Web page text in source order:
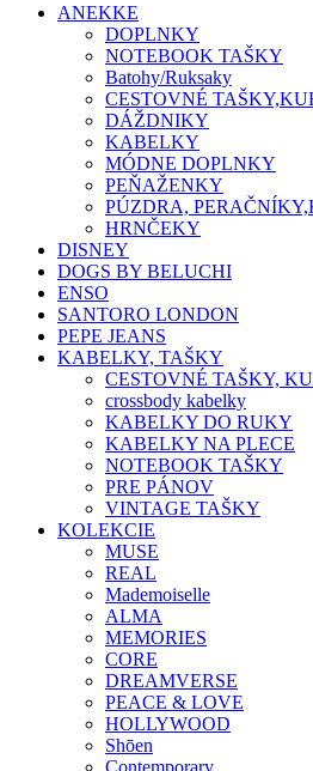
ANEKKE
DOPLNKY
NOTEBOOK TAŠKY
Batohy/Ruksaky
CESTOVNÉ
DÁŽDNIKY
KABELKY
MÓDNE DOPLNKY
PEŇAŽENKY
PÚZDRA,
HRNČEKY
DISNEY
DOGS BY BELUCHI
ENSO
SANTORO LONDON
PEPE JEANS
KABELKY, TAŠKY
CESTOVNÉ TAŠKY,
crossbody kabelky
KABELKY DO RUKY
KABELKY NA PLECE
NOTEBOOK TAŠKY
PRE PÁNOV
VINTAGE TAŠKY
KOLEKCIE
MUSE
REAL
Mademoiselle
ALMA
MEMORIES
CORE
DREAMVERSE
PEACE & LOVE
HOLLYWOOD
Shōen
Contemporary